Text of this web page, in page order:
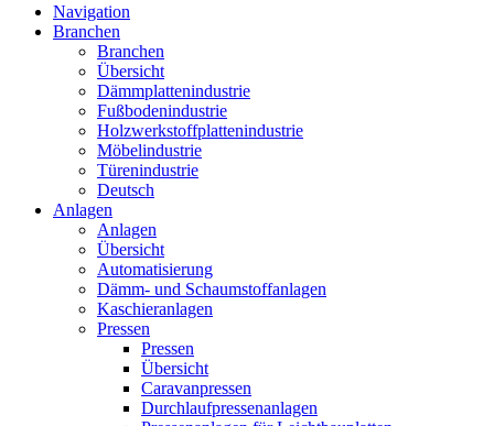
Navigation
Branchen
Branchen
Übersicht
Dämmplattenindustrie
Fußbodenindustrie
Holzwerkstoffplattenindustrie
Möbelindustrie
Türenindustrie
Deutsch
Anlagen
Anlagen
Übersicht
Automatisierung
Dämm- und Schaumstoffanlagen
Kaschieranlagen
Pressen
Pressen
Übersicht
Caravanpressen
Durchlaufpressenanlagen